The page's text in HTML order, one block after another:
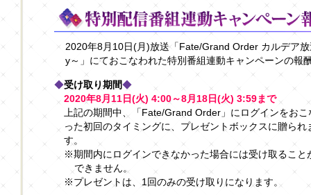
2020年8月10日(月)放送「Fate/Grand Order カルデア
y～」にておこなわれた特別番組連動キャンペーンの報
◆受け取り期間◆
2020年8月11日(火) 4:00～8月18日(火) 3:59まで
上記の期間中、「Fate/Grand Order」にログインをおこ
った初回のタイミングに、プレゼントボックスに贈られ
す。
※期間内にログインできなかった場合には受け取ること
できません。
※プレゼントは、1回のみの受け取りになります。